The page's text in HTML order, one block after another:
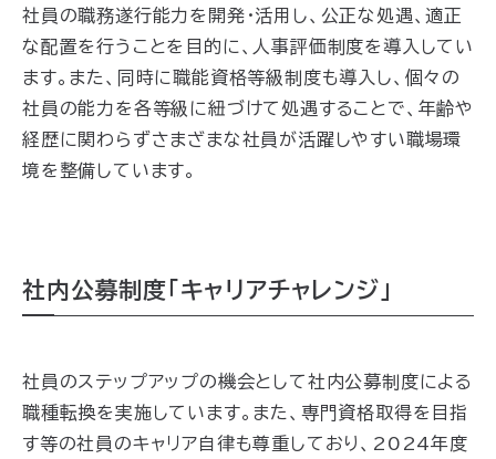
社員の職務遂行能力を開発・活用し、公正な処遇、適正
な配置を行うことを目的に、人事評価制度を導入 してい
ます。また、同時に職能資格等級制度も導入し、個々の
社員の能力を各等級に紐づけて処遇することで、年齢や
経歴に関わらずさまざまな社員が活躍しやすい職場環
境を整備 しています。
社内公募制度「キャリアチャレンジ」
社員のステップアップの機会として社内公募制度による
職種転換を実施しています。また、専門資格取得を目指
す等の社員のキャリア自律も尊重しており、2024年度